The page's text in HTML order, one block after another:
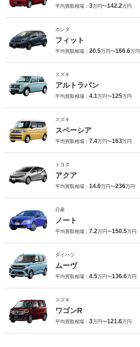
平均買取相場： 3万円〜142.2万円
ホンダ
フィット
平均買取相場： 20.5万円〜166.6万円
スズキ
アルトラパン
平均買取相場： 4.1万円〜125万円
スズキ
スペーシア
平均買取相場： 7.4万円〜163万円
トヨタ
アクア
平均買取相場： 14.6万円〜236万円
日産
ノート
平均買取相場： 7.2万円〜150.5万円
ダイハツ
ムーヴ
平均買取相場： 4.5万円〜136.6万円
スズキ
ワゴンR
平均買取相場： 3万円〜121.6万円